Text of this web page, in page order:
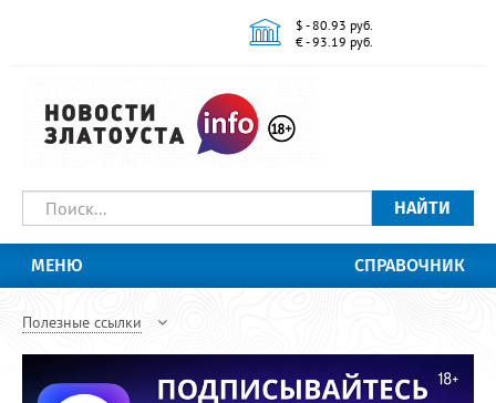
$ - 80.93 руб.
€ - 93.19 руб.
НАЙТИ
МЕНЮ СПРАВОЧНИК
Полезные ссылки